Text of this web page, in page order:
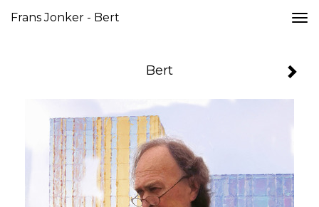
Frans Jonker - Bert
Bert